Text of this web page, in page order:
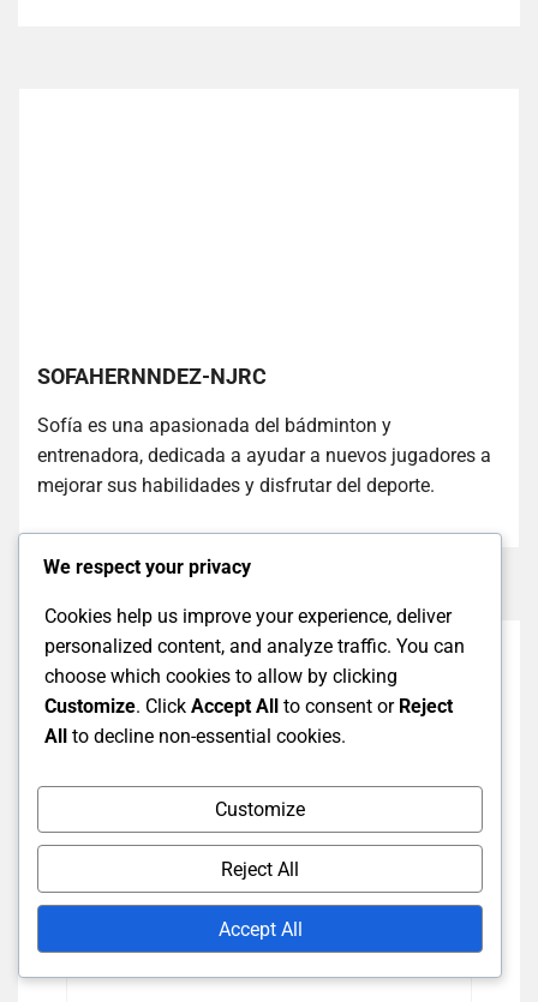
SOFAHERNNDEZ-NJRC
Sofía es una apasionada del bádminton y
entrenadora, dedicada a ayudar a nuevos jugadores a
mejorar sus habilidades y disfrutar del deporte.
Leave A Comment
Name
Your
Email
We respect your privacy
Cookies help us improve your experience, deliver
personalized content, and analyze traffic. You can
choose which cookies to allow by clicking
Customize. Click Accept All to consent or Reject
All to decline non-essential cookies.
Customize
Reject All
Accept All